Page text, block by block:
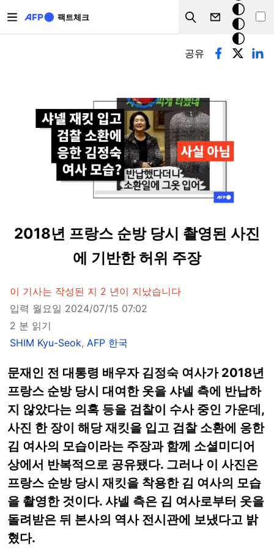
팩트체크
Search
크
모
드
기본탭
공유
2018년 프랑스 순방 당시 촬영된 사진
에 기반한 허위 주장
이 기사는 작성된 지 2 년이 지났습니다
입력 월요일 2024/07/15 07:02
2 분 읽기
SHIM Kyu-Seok, AFP 한국
문재인 전 대통령 배우자 김정숙 여사가 2018년
프랑스 순방 당시 대여한 옷을 샤넬 측에 반납하
지 않았다는 의혹 등을 검찰이 수사 중인 가운데,
사진 한 장이 해당 재킷을 입고 검찰 소환에 응한
김 여사의 모습이라는 주장과 함께 소셜미디어
상에서 반복적으로 공유됐다. 그러나 이 사진은
프랑스 순방 당시 재킷을 착용한 김 여사의 모습
을 촬영한 것이다. 샤넬 측은 김 여사로부터 옷을
돌려받은 뒤 본사의 역사 전시관에 보냈다고 밝
혔다.